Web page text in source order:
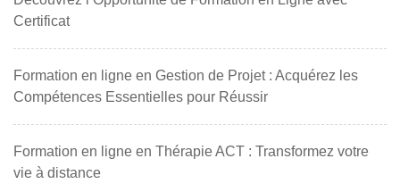
Certificat
Formation en ligne en Gestion de Projet : Acquérez les
Compétences Essentielles pour Réussir
Formation en ligne en Thérapie ACT : Transformez votre
vie à distance